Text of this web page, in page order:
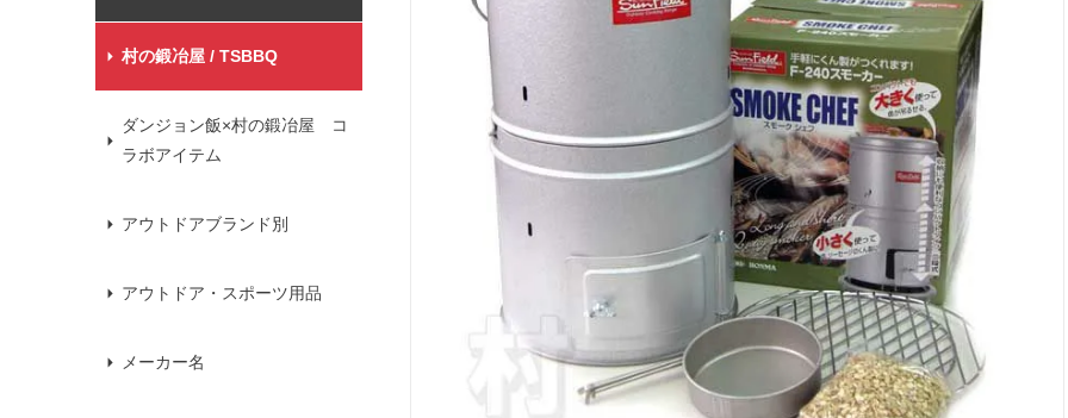
村の鍛冶屋 / TSBBQ
ダンジョン飯×村の鍛冶屋 コ
ラボアイテム
アウトドアブランド別
アウトドア・スポーツ用品
メーカー名